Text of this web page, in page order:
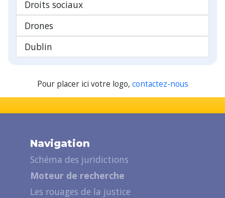
Droits sociaux
Drones
Dublin
Pour placer ici votre logo, contactez-nous
Navigation
Schéma des juridictions
Moteur de recherche
Les rouages de la justice